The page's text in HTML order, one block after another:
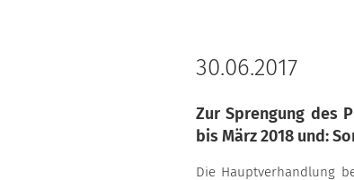
30.06.2017
Zur Sprengung des
bis März 2018 und:
Die Hauptverhandlung